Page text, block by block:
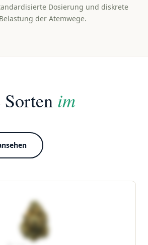
Dosierung und diskrete
der Atemwege.
im